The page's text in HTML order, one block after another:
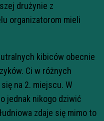
drużynie z
organizatorom mieli
kibiców obecnie
Ci w różnych
na 2. miejscu. W
jednak nikogo dziwić
zdaje się mimo to